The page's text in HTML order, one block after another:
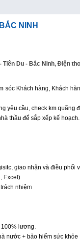
NINH
Tiên Du - Bắc Ninh, Điện
sóc Khách hàng, Khách
yêu cầu, check km quãng
thầu để sắp xếp kế hoạch.
giao nhận và điều phối
Excel)
nhiệm
lương.
nước + bảo hiểm sức khỏe